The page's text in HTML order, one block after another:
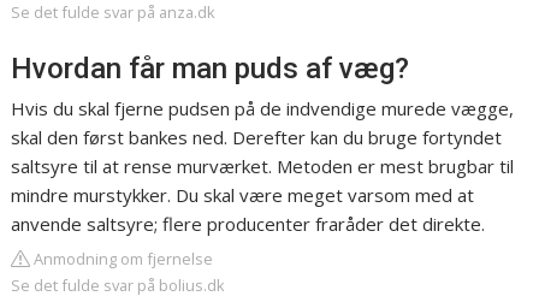
Se det fulde svar på anza.dk
Hvordan får man puds af væg?
Hvis du skal fjerne pudsen på de indvendige murede vægge,
skal den først bankes ned. Derefter kan du bruge fortyndet
saltsyre til at rense murværket. Metoden er mest brugbar til
mindre murstykker. Du skal være meget varsom med at
anvende saltsyre; flere producenter fraråder det direkte.
Anmodning om fjernelse
Se det fulde svar på bolius.dk